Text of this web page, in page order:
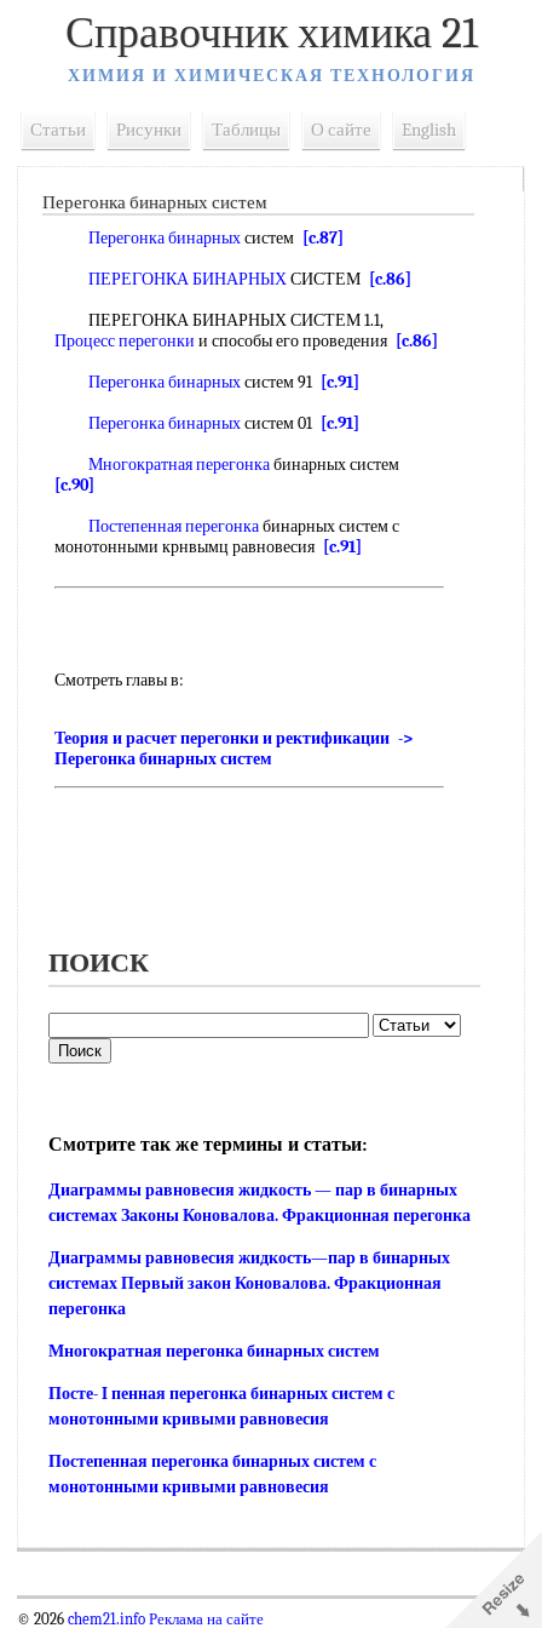
Справочник химика 21
ХИМИЯ И ХИМИЧЕСКАЯ ТЕХНОЛОГИЯ
Статьи Рисунки Таблицы О сайте English
Перегонка бинарных систем
Перегонка бинарныхсистем [c.87]
ПЕРЕГОНКА БИНАРНЫХСИСТЕМ [c.86]
ПЕРЕГОНКА БИНАРНЫХ СИСТЕМ 1.1,
Процесс перегонки и способы его проведения [c.86]
Перегонка бинарныхсистем 91 [c.91]
Перегонка бинарныхсистем 01 [c.91]
Многократная перегонкабинарных систем
[c.90]
Постепенная перегонкабинарных систем с
монотонными крнвымц равновесия [c.91]
Смотреть главы в:
Теория и расчет перегонки и ректификации ->
Перегонка бинарных систем
ПОИСК
Смотрите так же термины и статьи:
Диаграммы равновесия жидкость — пар в бинарных
системах Законы Коновалова. Фракционная перегонка
Диаграммы равновесия жидкость—пар в бинарных
системах Первый закон Коновалова. Фракционная
перегонка
Многократная перегонка бинарных систем
Посте- I пенная перегонка бинарных систем с
монотонными кривыми равновесия
Постепенная перегонка бинарных систем с
монотонными кривыми равновесия
© 2026 chem21.info Реклама на сайте